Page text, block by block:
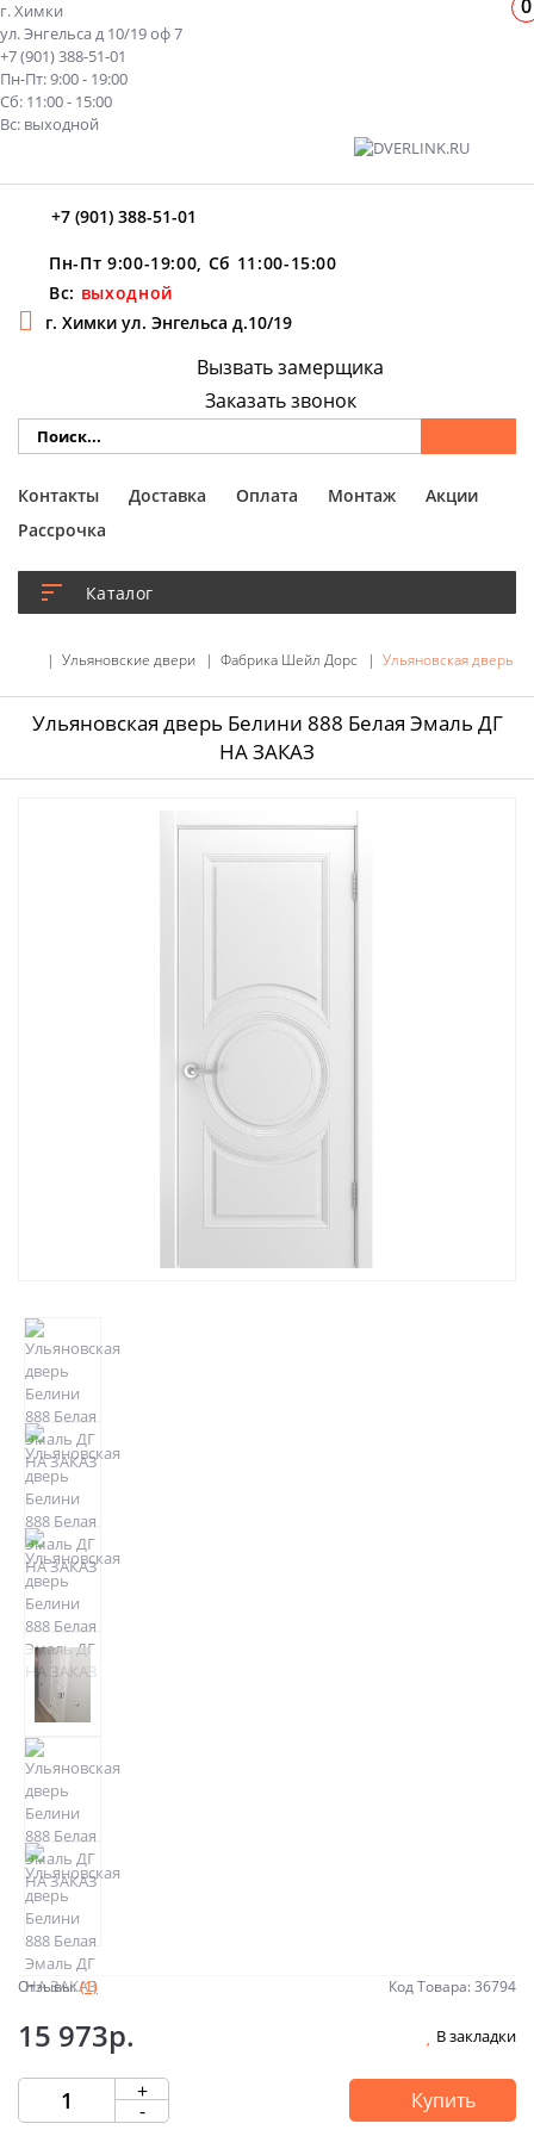
г. Химки
ул. Энгельса д 10/19 оф 7
+7 (901) 388-51-01
Пн-Пт: 9:00 - 19:00
Сб: 11:00 - 15:00
Вс: выходной
+7 (901) 388-51-01
Пн-Пт 9:00-19:00, Сб 11:00-15:00
Вс: выходной
г. Химки ул. Энгельса д.10/19
Каталог
Вызвать замерщика
Заказать звонок
Контакты Доставка Оплата Монтаж
Акции
Рассрочка
Ульяновские двери Фабрика Шейл Дорс Ульяновская дверь
Ульяновская дверь Белини 888 Белая Эмаль ДГ
НА ЗАКАЗ
Отзывы:(1) Код Товара: 36794
15 973р. В закладки
+
- Купить
0